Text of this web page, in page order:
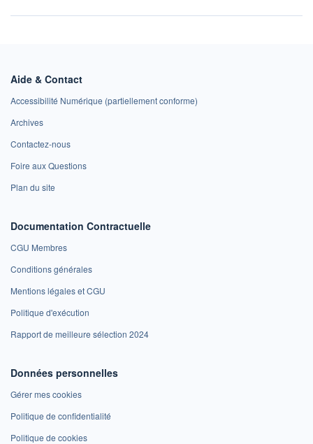
Aide & Contact
Accessibilité Numérique (partiellement conforme)
Archives
Contactez-nous
Foire aux Questions
Plan du site
Documentation Contractuelle
CGU Membres
Conditions générales
Mentions légales et CGU
Politique d'exécution
Rapport de meilleure sélection 2024
Données personnelles
Gérer mes cookies
Politique de confidentialité
Politique de cookies